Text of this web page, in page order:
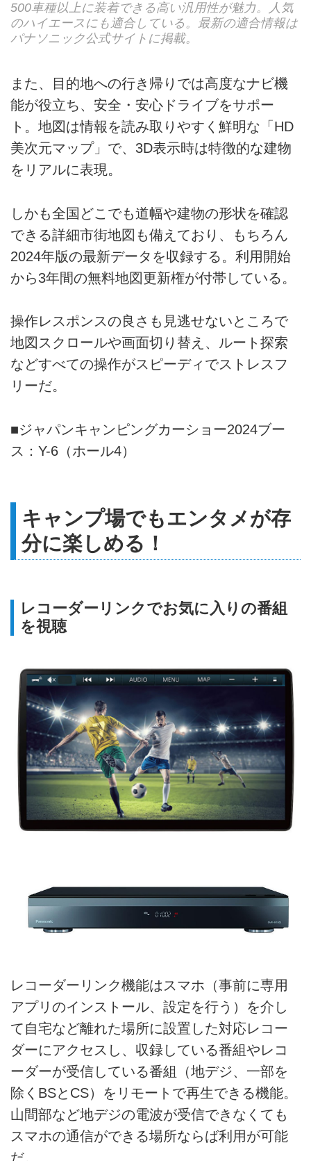
500車種以上に装着できる高い汎用性が魅力。人気
のハイエースにも適合している。最新の適合情報は
パナソニック公式サイトに掲載。
また、目的地への行き帰りでは高度なナビ機
能が役立ち、安全・安心ドライブをサポー
ト。地図は情報を読み取りやすく鮮明な「HD
美次元マップ」で、3D表示時は特徴的な建物
をリアルに表現。
しかも全国どこでも道幅や建物の形状を確認
できる詳細市街地図も備えており、もちろん
2024年版の最新データを収録する。利用開始
から3年間の無料地図更新権が付帯している。
操作レスポンスの良さも見逃せないところで
地図スクロールや画面切り替え、ルート探索
などすべての操作がスピーディでストレスフ
リーだ。
■ジャパンキャンピングカーショー2024ブー
ス：Y-6（ホール4）
キャンプ場でもエンタメが存
分に楽しめる！
レコーダーリンクでお気に入りの番組
を視聴
レコーダーリンク機能はスマホ（事前に専用
アプリのインストール、設定を行う）を介し
て自宅など離れた場所に設置した対応レコー
ダーにアクセスし、収録している番組やレコ
ーダーが受信している番組（地デジ、一部を
除くBSとCS）をリモートで再生できる機能。
山間部など地デジの電波が受信できなくても
スマホの通信ができる場所ならば利用が可能
だ。